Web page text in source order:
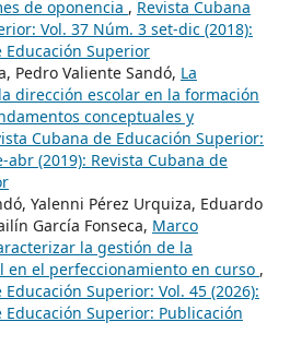
de oponencia , Revista Cubana
Vol. 37 Núm. 3 set-dic (2018):
Educación Superior
Pedro Valiente Sandó, La
dirección escolar en la formación
conceptuales y
Cubana de Educación Superior:
abr (2019): Revista Cubana de
Yalenni Pérez Urquiza, Eduardo
García Fonseca, Marco
la gestión de la
en el perfeccionamiento en curso ,
Superior: Vol. 45 (2026):
Educación Superior: Publicación